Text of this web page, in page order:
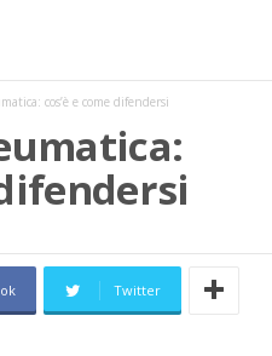
cos’è e come difendersi
Twitter